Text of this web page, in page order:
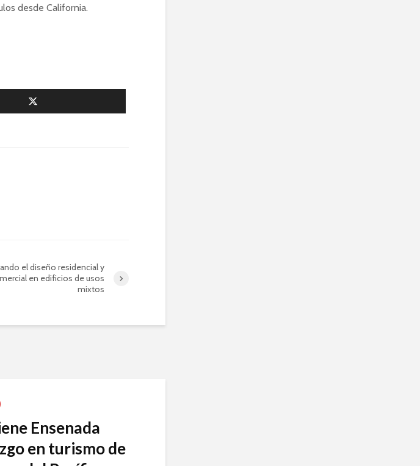
desde California.
el diseño residencial y
en edificios de usos
mixtos
Ensenada
en turismo de